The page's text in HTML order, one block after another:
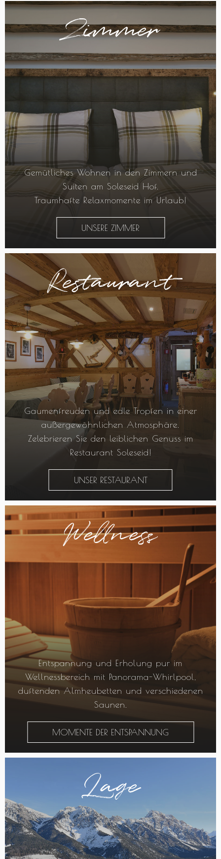
Zimmer
Gemütliches Wohnen in den Zimmern und
Suiten am Soleseid Hof.
Traumhafte Relaxmomente im Urlaub!
UNSERE ZIMMER
Restaurant
Gaumenfreuden und edle Tropfen in einer
außergewöhnlichen Atmosphäre.
Zelebrieren Sie den leiblichen Genuss im
Restaurant Soleseid!
UNSER RESTAURANT
Wellness
Entspannung und Erholung pur im
Wellnessbereich mit Panorama-Whirlpool,
duftenden Almheubetten und verschiedenen
Saunen.
MOMENTE DER ENTSPANNUNG
Lage